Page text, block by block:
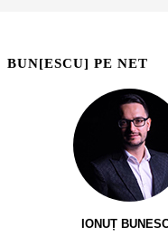
BUN[ESCU] PE NET
IONUȚ